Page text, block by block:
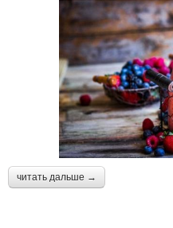
читать дальше →